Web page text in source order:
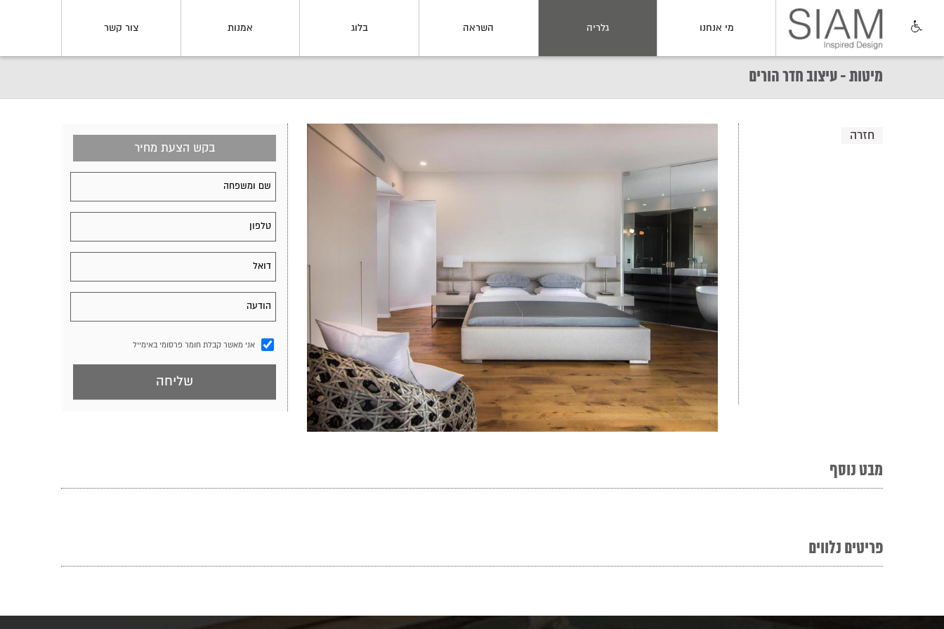
מי אנחנו גלריה השראה בלוג אמנות צור קשר
מיטות - עיצוב חדר הורים
חזרה
בקש הצעת מחיר
אני מאשר קבלת חומר פרסומי באימייל
מבט נוסף
פריטים נלווים